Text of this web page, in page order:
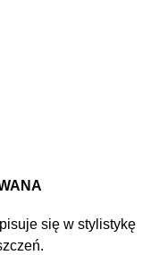
się w stylistykę